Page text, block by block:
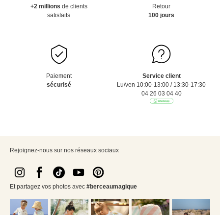
+2 millions de clients
satisfaits
Retour
100 jours
Paiement
sécurisé
Service client
Lu/ven 10:00-13:00 / 13:30-17:30
04 26 03 04 40
Rejoignez-nous sur nos réseaux sociaux
Et partagez vos photos avec #berceaumagique